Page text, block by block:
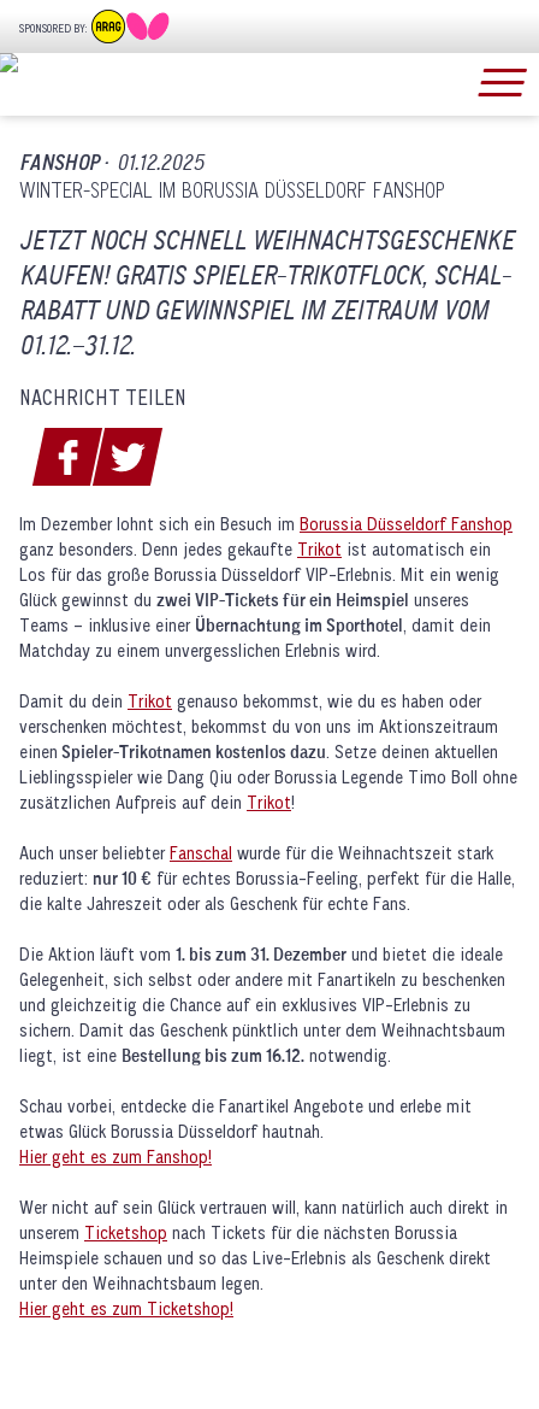
SPONSORED BY:
FANSHOP · 01.12.2025
WINTER-SPECIAL IM BORUSSIA DÜSSELDORF FANSHOP
JETZT NOCH SCHNELL WEIHNACHTSGESCHENKE
KAUFEN! GRATIS SPIELER-TRIKOTFLOCK, SCHAL-
RABATT UND GEWINNSPIEL IM ZEITRAUM VOM
01.12.–31.12.
NACHRICHT TEILEN
Im Dezember lohnt sich ein Besuch im Borussia Düsseldorf Fanshop
ganz besonders. Denn jedes gekaufte Trikot ist automatisch ein
Los für das große Borussia Düsseldorf VIP-Erlebnis. Mit ein wenig
Glück gewinnst du zwei VIP-Tickets für ein Heimspiel unseres
Teams – inklusive einer Übernachtung im Sporthotel, damit dein
Matchday zu einem unvergesslichen Erlebnis wird.
Damit du dein Trikot genauso bekommst, wie du es haben oder
verschenken möchtest, bekommst du von uns im Aktionszeitraum
einen Spieler-Trikotnamen kostenlos dazu. Setze deinen aktuellen
Lieblingsspieler wie Dang Qiu oder Borussia Legende Timo Boll ohne
zusätzlichen Aufpreis auf dein Trikot!
Auch unser beliebterFanschal wurde für die Weihnachtszeit stark
reduziert: nur 10 € für echtes Borussia-Feeling, perfekt für die Halle,
die kalte Jahreszeit oder als Geschenk für echte Fans.
Die Aktion läuft vom 1. bis zum 31. Dezember und bietet die ideale
Gelegenheit, sich selbst oder andere mit Fanartikeln zu beschenken
und gleichzeitig die Chance auf ein exklusives VIP-Erlebnis zu
sichern. Damit das Geschenk pünktlich unter dem Weihnachtsbaum
liegt, ist eine Bestellung bis zum 16.12. notwendig.
Schau vorbei, entdecke die Fanartikel Angebote und erlebe mit
etwas Glück Borussia Düsseldorf hautnah.
Hier geht es zum Fanshop!
Wer nicht auf sein Glück vertrauen will, kann natürlich auch direkt in
unserem Ticketshop nach Tickets für die nächsten Borussia
Heimspiele schauen und so das Live-Erlebnis als Geschenk direkt
unter den Weihnachtsbaum legen.
Hier geht es zum Ticketshop!